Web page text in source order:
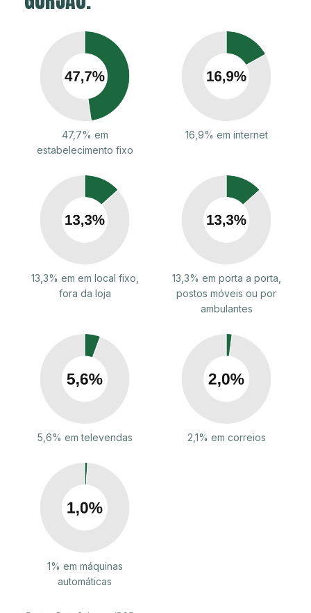
47,7% em
estabelecimento fixo
16,9% em internet
13,3% em em local fixo,
fora da loja
13,3% em porta a porta,
postos móveis ou por
ambulantes
5,6% em televendas 2,1% em correios
1% em máquinas
automáticas